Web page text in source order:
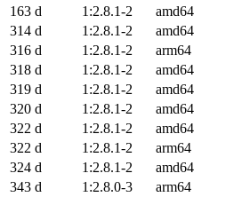
163 d
1:2.8.1-2 amd64
314 d
1:2.8.1-2 amd64
316 d
1:2.8.1-2 arm64
318 d
1:2.8.1-2 amd64
319 d
1:2.8.1-2 amd64
320 d
1:2.8.1-2 amd64
322 d
1:2.8.1-2 amd64
322 d
1:2.8.1-2 arm64
324 d
1:2.8.1-2 amd64
343 d
1:2.8.0-3 arm64